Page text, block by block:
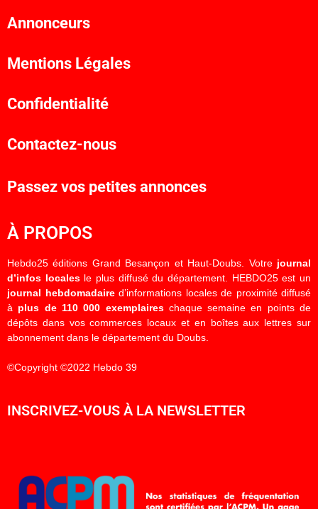
Annonceurs
Mentions Légales
Confidentialité
Contactez-nous
Passez vos petites annonces
À PROPOS
Hebdo25 éditions Grand Besançon et Haut-Doubs. Votre journal
d’infos localesle plus diffusé du département. HEBDO25 est un
journal hebdomadaired’informations locales de proximité diffusé
à plus de 110 000 exemplaireschaque semaine en points de
dépôts dans vos commerces locaux et en boîtes aux lettres sur
abonnement dans le département du Doubs.
©Copyright ©2022 Hebdo 39
INSCRIVEZ-VOUS À LA NEWSLETTER